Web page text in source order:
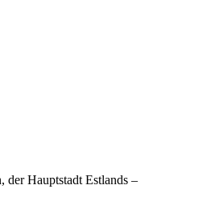
der Hauptstadt Estlands –